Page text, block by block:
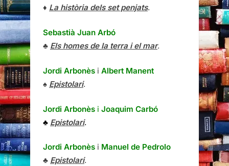
♦ La història dels set penjats.
Sebastià Juan Arbó
♣ Els homes de la terra i el mar.
Jordi Arbonès i Albert Manent
♠ Epistolari.
Jordi Arbonès i Joaquim Carbó
♣ Epistolari.
Jordi Arbonès i Manuel de Pedrolo
♣ Epistolari.